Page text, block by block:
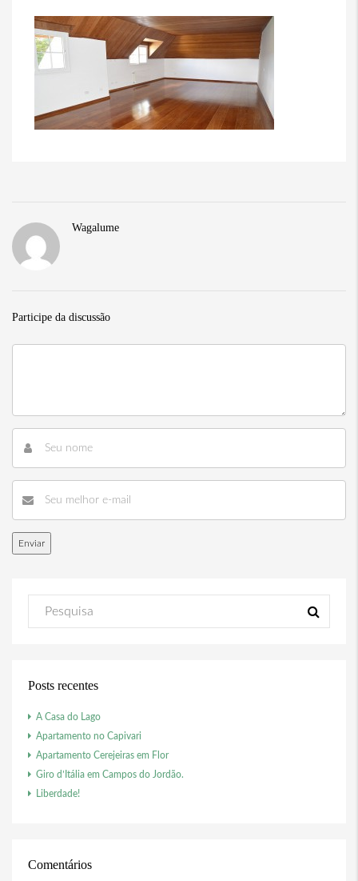
Wagalume
Participe da discussão
Posts recentes
A Casa do Lago
Apartamento no Capivari
Apartamento Cerejeiras em Flor
Giro d’Itália em Campos do Jordão.
Liberdade!
Comentários